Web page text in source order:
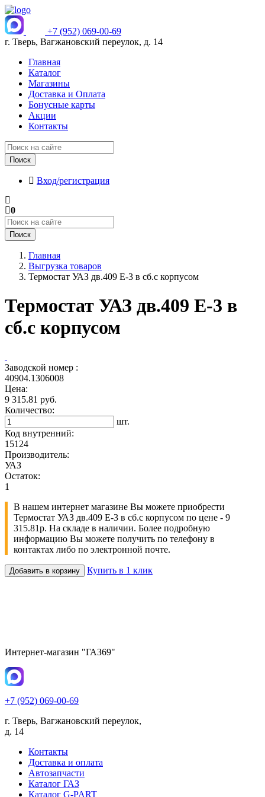
+7 (952) 069-00-69
г. Тверь, Вагжановский переулок, д. 14
Главная
Каталог
Магазины
Доставка и Оплата
Бонусные карты
Акции
Контакты
Поиск
Вход/регистрация
0
Поиск
Главная
Выгрузка товаров
Термостат УАЗ дв.409 Е-3 в сб.с корпусом
Термостат УАЗ дв.409 Е-3 в
сб.с корпусом
Заводской номер :
40904.1306008
Цена:
9 315.81 руб.
Количество:
шт.
Код внутренний:
15124
Производитель:
УАЗ
Остаток:
1
В нашем интернет магазине Вы можете приобрести
Термостат УАЗ дв.409 Е-3 в сб.с корпусом по цене - 9
315.81р. На складе в наличии. Более подробную
информацию Вы можете получить по телефону в
контактах либо по электронной почте.
Добавить в корзину Купить в 1 клик
Интернет-магазин "ГАЗ69"
+7 (952) 069-00-69
г. Тверь, Вагжановский переулок,
д. 14
Контакты
Доставка и оплата
Автозапчасти
Каталог ГАЗ
Каталог G-PART